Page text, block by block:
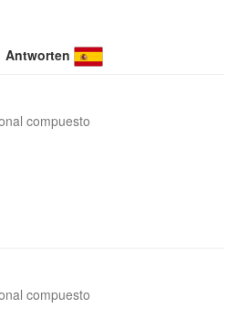
Antworten
compuesto
compuesto